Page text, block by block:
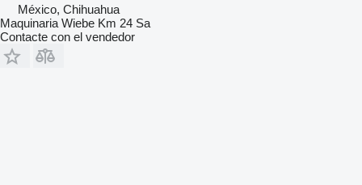
México, Chihuahua
Maquinaria Wiebe Km 24 Sa
Contacte con el vendedor